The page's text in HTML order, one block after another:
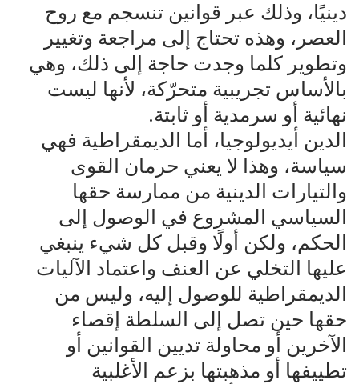
دينيًا، وذلك عبر قوانين تنسجم مع روح
العصر، وهذه تحتاج إلى مراجعة وتغيير
وتطوير كلما وجدت حاجة إلى ذلك، وهي
بالأساس تجريبية متحرّكة، لأنها ليست
نهائية أو سرمدية أو ثابتة.
الدين أيديولوجيا، أما الديمقراطية فهي
سياسة، وهذا لا يعني حرمان القوى
والتيارات الدينية من ممارسة حقها
السياسي المشروع في الوصول إلى
الحكم، ولكن أولًا وقبل كل شيء ينبغي
عليها التخلي عن العنف واعتماد الآليات
الديمقراطية للوصول إليه، وليس من
حقها حين تصل إلى السلطة إقصاء
الآخرين أو محاولة تديين القوانين أو
تطييفها أو مذهبتها بزعم الأغلبية